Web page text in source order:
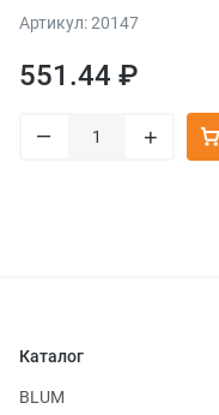
Артикул: 20147
551.44 ₽
– +
Каталог
BLUM